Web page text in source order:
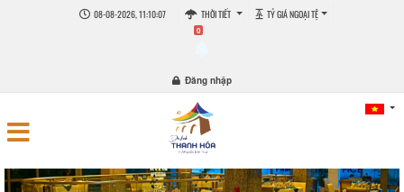
08-08-2026, 11:10:07 THỜI TIẾT TỶ GIÁ NGOẠI TỆ
0
Đăng nhập